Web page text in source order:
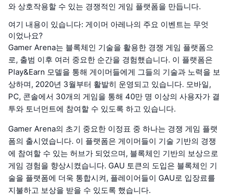
와 상호작용할 수 있는 경쟁적인 게임 플랫폼을 만듭니다.
여기 내용이 있습니다: 게이머 아레나의 주요 이벤트는 무엇
이었나요?
Gamer Arena는 블록체인 기술을 활용한 경쟁 게임 플랫폼으
로, 출범 이후 여러 중요한 순간을 경험했습니다. 이 플랫폼은
Play&Earn 모델을 통해 게이머들에게 그들의 기술과 노력을 보
상하며, 2020년 3월부터 활발히 운영되고 있습니다. 모바일,
PC, 콘솔에서 30개의 게임을 통해 40만 명 이상의 사용자가 결
투와 토너먼트에 참여할 수 있도록 하고 있습니다.
Gamer Arena의 초기 중요한 이정표 중 하나는 경쟁 게임 플랫
폼의 출시였습니다. 이 플랫폼은 게이머들이 기술 기반의 경쟁
에 참여할 수 있는 허브가 되었으며, 블록체인 기반의 보상으로
게임 경험을 향상시켰습니다. GAU 토큰의 도입은 블록체인 기
술을 플랫폼에 더욱 통합시켜, 플레이어들이 GAU로 입장료를
지불하고 보상을 받을 수 있도록 했습니다.